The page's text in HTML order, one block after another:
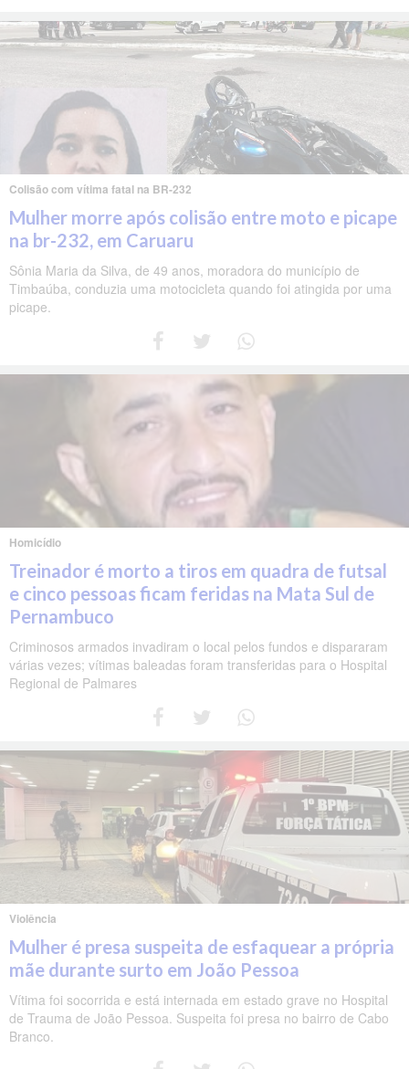
Colisão com vítima fatal na BR-232
Mulher morre após colisão entre moto e picape
na br-232, em Caruaru
Sônia Maria da Silva, de 49 anos, moradora do município de
Timbaúba, conduzia uma motocicleta quando foi atingida por uma
picape.
Homicídio
Treinador é morto a tiros em quadra de futsal
e cinco pessoas ficam feridas na Mata Sul de
Pernambuco
Criminosos armados invadiram o local pelos fundos e dispararam
várias vezes; vítimas baleadas foram transferidas para o Hospital
Regional de Palmares
Violência
Mulher é presa suspeita de esfaquear a própria
mãe durante surto em João Pessoa
Vítima foi socorrida e está internada em estado grave no Hospital
de Trauma de João Pessoa. Suspeita foi presa no bairro de Cabo
Branco.